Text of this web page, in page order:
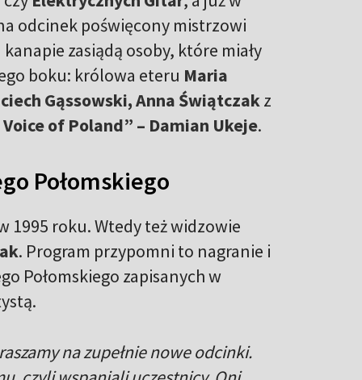
odcinek poświęcony mistrzowi
zasiądą osoby, które miały
boku: królowa eteru Maria
Gąssowski, Anna Świątczakz
of Poland” – Damian Ukeje.
Połomskiego
1995 roku. Wtedy też widzowie
. Program przypomni to nagranie i
Połomskiego zapisanych w
na zupełnie nowe odcinki.